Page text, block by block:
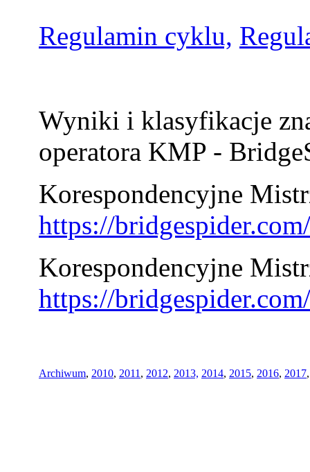
Regulamin cyklu,
Wyniki i klasyfikacje
operatora KMP -
Korespondencyjne
https://
Korespondencyjne
https://
Archiwum, 2010, 2011 , 2012, 2013, 2014, 2015, 2016, 2017